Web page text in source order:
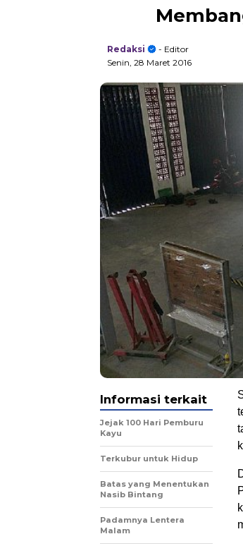
Redaksi
- Editor
Senin, 28 Maret 2016
Informasi terkait
Jejak 100 Hari Pemburu
Kayu
Terkubur untuk Hidup
Batas yang Menentukan
Nasib Bintang
Padamnya Lentera
Malam